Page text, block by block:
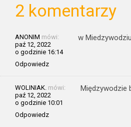
2 komentarzy
ANONIM mówi:
paź 12, 2022
o godzinie 16:14
Odpowiedz
w
WOLINIAK. mówi:
paź 12, 2022
o godzinie 10:01
Odpowiedz
Międzywodzie